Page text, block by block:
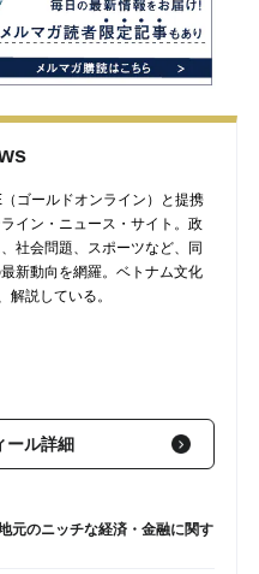
ゴールドオンライン）と提携
イン・ニュース・サイト。政
社会問題、スポーツなど、同
新動向を網羅。ベトナム文化
解説している。
ール詳細
元のニッチな経済・金融に関す